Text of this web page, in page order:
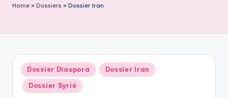
h
g
A
Home » Dossiers » Dossier Iran
Geplaatst
in
Dossier Diaspora Dossier Iran
Dossier Syrië